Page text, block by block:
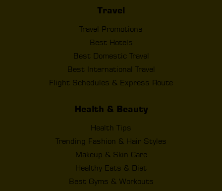
Travel
Travel Promotions
Best Hotels
Best Domestic Travel
Best International Travel
Flight Schedules & Express Route
Health & Beauty
Health Tips
Trending Fashion & Hair Styles
Makeup & Skin Care
Healthy Eats & Diet
Best Gyms & Workouts